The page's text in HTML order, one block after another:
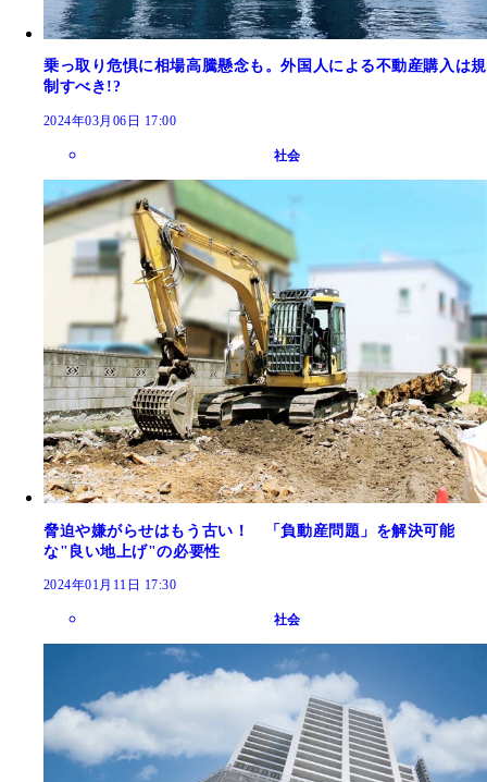
乗っ取り危惧に相場高騰懸念も。外国人による不動産購入は規
制すべき!?
2024年03月06日 17:00
社会
脅迫や嫌がらせはもう古い！ 「負動産問題」を解決可能
な"良い地上げ"の必要性
2024年01月11日 17:30
社会